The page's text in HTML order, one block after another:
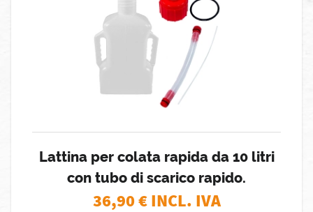
Lattina per colata rapida da 10 litri
con tubo di scarico rapido.
36,90€ INCL. IVA